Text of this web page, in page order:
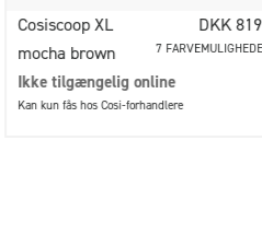
Cosiscoop XL
mocha brown
DKK
7
Ikke tilgængelig online
Kan kun fås hos Cosi-forhandlere